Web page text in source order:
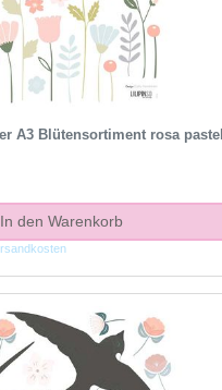
A3 Blütensortiment rosa pastell
In den Warenkorb